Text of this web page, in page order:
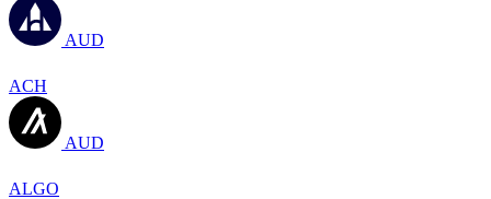
AUD
ACH
AUD
ALGO